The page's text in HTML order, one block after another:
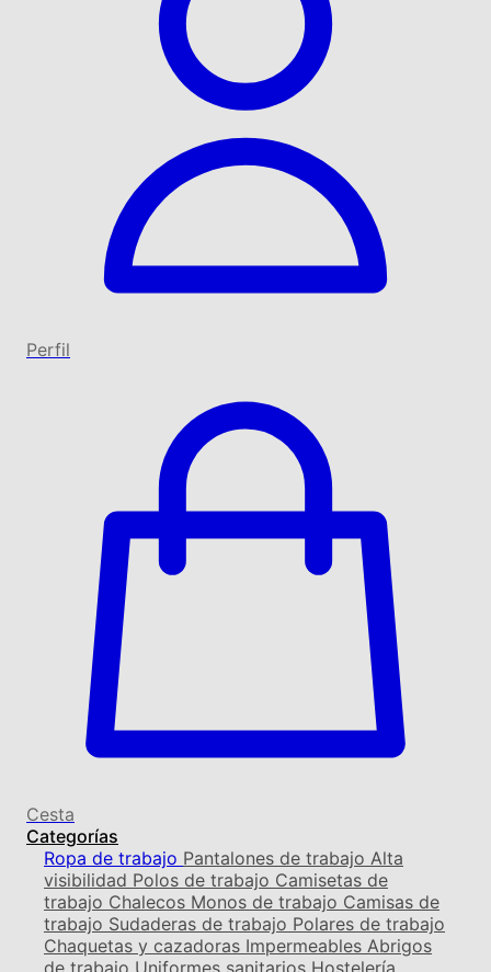
Perfil
Cesta
Categorías
Ropa de trabajo Pantalones de trabajo Alta
visibilidad Polos de trabajo Camisetas de
trabajo Chalecos Monos de trabajo Camisas de
trabajo Sudaderas de trabajo Polares de trabajo
Chaquetas y cazadoras Impermeables Abrigos
de trabajo Uniformes sanitarios Hostelería